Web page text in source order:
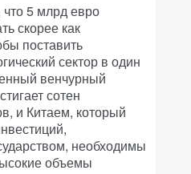
5 млрд евро
скорее как
поставить
сектор в один
венчурный
сотен
и Китаем, который
необходимы
объемы